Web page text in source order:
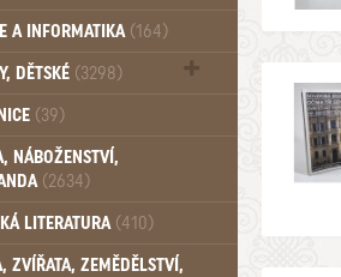
A INFORMATIKA (164)
DĚTSKÉ (3298)
mládež (2894)
Dětské - Od roku 1949 (257)
(39)
NÁBOŽENSTVÍ,
(2634)
LITERATURA (410)
ZVÍŘATA, ZEMĚDĚLSTVÍ,